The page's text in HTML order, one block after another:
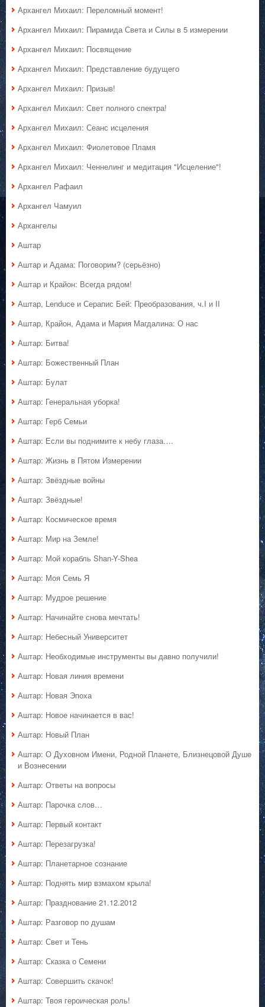
Архангел Михаил: Переломный момент!
Архангел Михаил: Пирамида Света и Силы в 5 измерении
Архангел Михаил: Посвящение
Архангел Михаил: Представление будущего
Архангел Михаил: Призыв!
Архангел Михаил: Свет полного спектра!
Архангел Михаил: Сеанс исцеления
Архангел Михаил: Фиолетовое Пламя
Архангел Михаил: Ченнелинг и медитация "Исцеление"!
Архангел Рафаил
Архангел Чамуил
Архангелы
Аштар
Аштар и Адама: Поговорим? (серьёзно)
Аштар и Крайон: Всегда рядом!
Аштар, Lenduce и Серапис Бей: Преобразования, ч.I и II
Аштар, Крайон, Адама и Мария Магдалина: О нас
Аштар: Битва!
Аштар: Божественный План
Аштар: Булат
Аштар: Генеральная уборка!
Аштар: Герб Семьи
Аштар: Если вы поднимите к небу глаза….
Аштар: Жизнь в Пятом Измерении
Аштар: Звёздные войны
Аштар: Звёздные!
Аштар: Космическое время
Аштар: Мир на Земле!
Аштар: Мой корабль Shan-Y-Shea
Аштар: Моя Семь Я
Аштар: Мудрое решение
Аштар: Начинайте снова мечтать!
Аштар: Небесный Университет
Аштар: Необходимые инструменты вы давно получили!
Аштар: Новая линия времени
Аштар: Новая Эпоха
Аштар: Новое начинается в вас!
Аштар: Новый План
Аштар: О Духовном Имени, Родной Планете, Близнецовой Душе
и Вознесении
Аштар: Ответы на вопросы
Аштар: Парочка слов…
Аштар: Первый контакт
Аштар: Перезагрузка!
Аштар: Планетарное сознание
Аштар: Поднять мир взмахом крыла!
Аштар: Празднование 21.12.2012
Аштар: Разговор по душам
Аштар: Свет и Тень
Аштар: Сказка о Семени
Аштар: Совершить скачок!
Аштар: Твоя героическая роль!